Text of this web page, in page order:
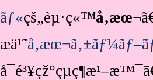
ãƒ«çš„èµ·ç«™å‚æœ¬
æ­ä¹˜